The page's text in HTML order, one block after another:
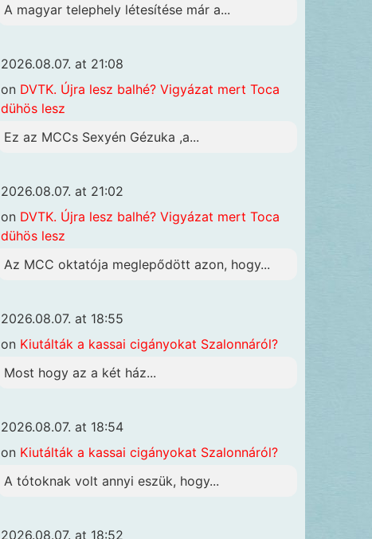
A magyar telephely létesítése már a...
2026.08.07. at 21:08
on DVTK. Újra lesz balhé? Vigyázat mert Toca
dühös lesz
Ez az MCCs Sexyén Gézuka ,a...
2026.08.07. at 21:02
on DVTK. Újra lesz balhé? Vigyázat mert Toca
dühös lesz
Az MCC oktatója meglepődött azon, hogy...
2026.08.07. at 18:55
on Kiutálták a kassai cigányokat Szalonnáról?
Most hogy az a két ház...
2026.08.07. at 18:54
on Kiutálták a kassai cigányokat Szalonnáról?
A tótoknak volt annyi eszük, hogy...
2026.08.07. at 18:52